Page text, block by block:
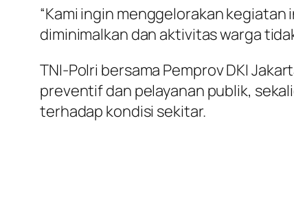
“Kami ingin menggelorakan
diminimalkan dan aktivitas warga
TNI-Polri bersama Pemprov DKI
preventif dan pelayanan publik,
terhadap kondisi sekitar.